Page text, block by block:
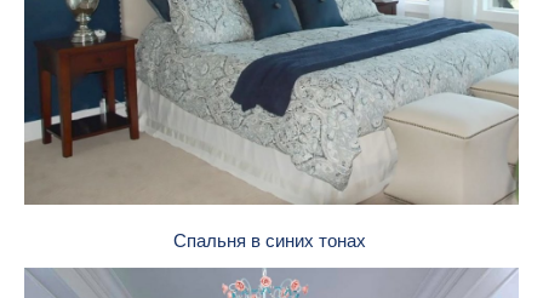
Спальня в синих тонах